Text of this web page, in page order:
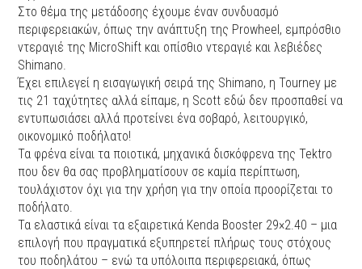
Στο θέμα της μετάδοσης έχουμε έναν συνδυασμό
περιφερειακών, όπως την ανάπτυξη της Prowheel, εμπρόσθιο
ντεραγιέ της MicroShift και οπίσθιο ντεραγιέ και λεβιέδες
Shimano.
Έχει επιλεγεί η εισαγωγική σειρά της Shimano, η Tourney με
τις 21 ταχύτητες αλλά είπαμε, η Scott εδώ δεν προσπαθεί να
εντυπωσιάσει αλλά προτείνει ένα σοβαρό, λειτουργικό,
οικονομικό ποδήλατο!
Τα φρένα είναι τα ποιοτικά, μηχανικά δισκόφρενα της Tektro
που δεν θα σας προβληματίσουν σε καμία περίπτωση,
τουλάχιστον όχι για την χρήση για την οποία προορίζεται το
ποδήλατο.
Τα ελαστικά είναι τα εξαιρετικά Kenda Booster 29×2.40 – μια
επιλογή που πραγματικά εξυπηρετεί πλήρως τους στόχους
του ποδηλάτου – ενώ τα υπόλοιπα περιφερειακά, όπως